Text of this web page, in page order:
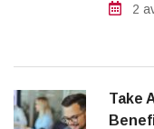
2
Take